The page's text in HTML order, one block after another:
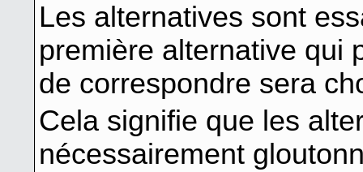
Les alternatives sont
première alternative qui
de correspondre sera
Cela signifie que les
nécessairement